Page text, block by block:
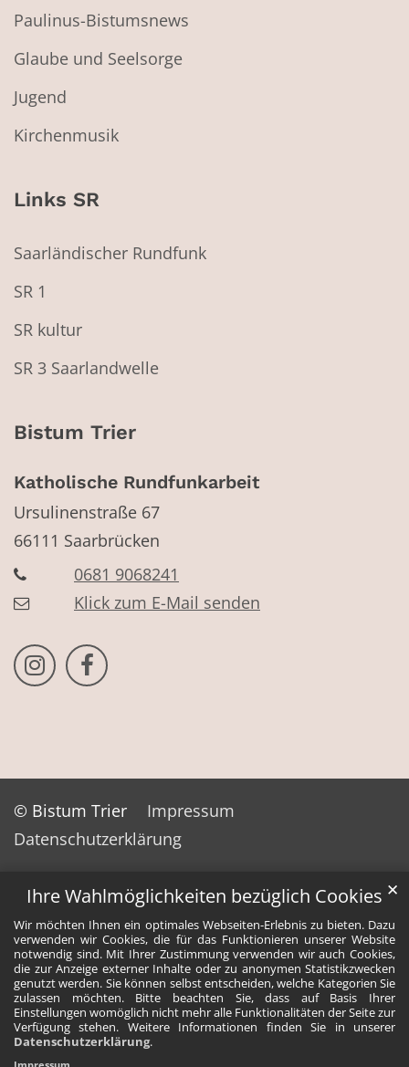
Ihre Wahlmöglichkeiten bezüglich Cookies
Wir möchten Ihnen ein optimales Webseiten-Erlebnis zu bieten. Dazu
verwenden wir Cookies, die für das Funktionieren unserer Website
notwendig sind. Mit Ihrer Zustimmung verwenden wir auch Cookies,
die zur Anzeige externer Inhalte oder zu anonymen Statistikzwecken
genutzt werden. Sie können selbst entscheiden, welche Kategorien Sie
zulassen möchten. Bitte beachten Sie, dass auf Basis Ihrer
Einstellungen womöglich nicht mehr alle Funktionalitäten der Seite zur
Verfügung stehen. Weitere Informationen finden Sie in unserer
Datenschutzerklärung.
✕
Paulinus-Bistumsnews
Glaube und Seelsorge
Jugend
Kirchenmusik
Links SR
Saarländischer Rundfunk
SR 1
SR kultur
SR 3 Saarlandwelle
Bistum Trier
Katholische Rundfunkarbeit
Ursulinenstraße 67
66111 Saarbrücken
0681 9068241
Klick zum E-Mail senden
Bistum Trier auf Instragram
Bistum Trier auf Facebook
© Bistum Trier
Impressum
Datenschutzerklärung